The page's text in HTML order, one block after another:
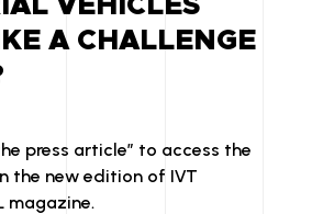
N
A CHALLENGE
press article” to access the
the new edition of IVT
magazine.